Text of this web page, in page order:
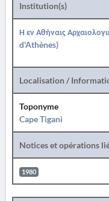
Institution(s)
Η εν Αθήναις
d'Athènes)
Localisation /
Toponyme
Cape Tigani
Notices et opérations
1980